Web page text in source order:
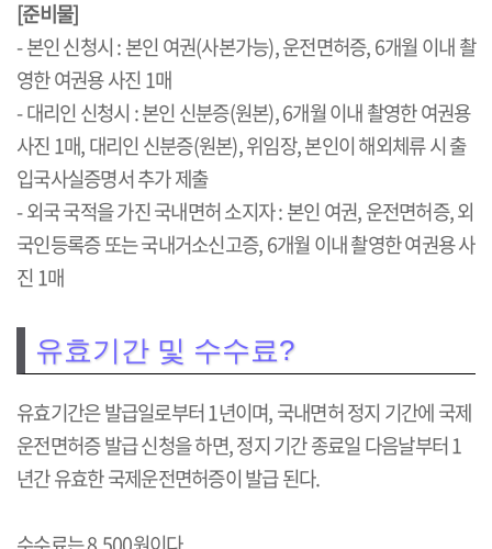
[준비물]
- 본인 신청시 : 본인 여권(사본가능), 운전면허증, 6개월 이내 촬
영한 여권용 사진 1매
- 대리인 신청시 : 본인 신분증(원본), 6개월 이내 촬영한 여권용
사진 1매, 대리인 신분증(원본), 위임장, 본인이 해외체류 시 출
입국사실증명서 추가 제출
- 외국 국적을 가진 국내면허 소지자 : 본인 여권, 운전면허증, 외
국인등록증 또는 국내거소신고증, 6개월 이내 촬영한 여권용 사
진 1매
유효기간 및 수수료?
유효기간은 발급일로부터 1년이며, 국내면허 정지 기간에 국제
운전면허증 발급 신청을 하면, 정지 기간 종료일 다음날부터 1
년간 유효한 국제운전면허증이 발급 된다.